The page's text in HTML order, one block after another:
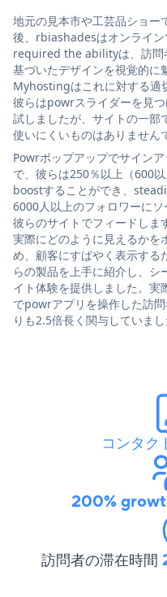
地元の見本市や工芸品ショ
後、rbiashadesはオンライン
required the abilityは、訪問
基づいたデザインを視覚的に
Myhostingはこれに対する適
彼らはpowrスライダーを見
試しましたが、サイトの一部
使いにくいものはありません
Powrポップアップでサイン
で、彼らは250％以上（600
boostすることができ、
6000人以上のフォロワーに
彼らのサイトでフィードし
実際にどのように見えるか
め、顧客にすばやく表示する
らの製品を上手に紹介し、
イト体験を提供しました。
でpowrアプリを操作した訪
りも2.5倍長く関与していまし
コンタ
200%
訪問者の滞在時間